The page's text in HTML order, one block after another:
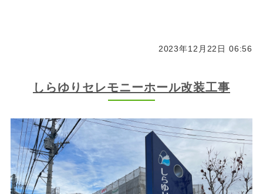
2023年12月22日 06:56
しらゆりセレモニーホール改装工事